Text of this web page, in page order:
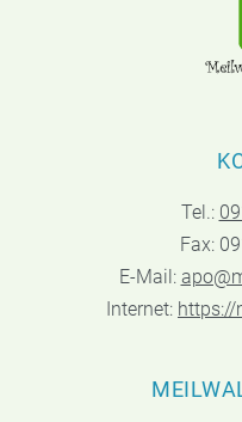
Tel.:
Fax:
E-Mail:
Internet: https://